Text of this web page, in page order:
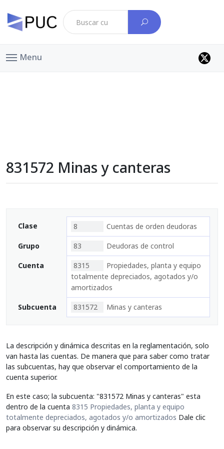
Menu
831572 Minas y canteras
Clase 8 Cuentas de orden deudoras
Grupo 83 Deudoras de control
Cuenta 8315
Propiedades, planta y equipo
totalmente depreciados, agotados y/o
amortizados
Subcuenta 831572 Minas y canteras
La descripción y dinámica descritas en la reglamentación, solo
van hasta las cuentas. De manera que para saber como tratar
las subcuentas, hay que observar el comportamiento de la
cuenta superior.
En este caso; la subcuenta: "831572 Minas y canteras" esta
dentro de la cuenta 8315 Propiedades, planta y equipo
totalmente depreciados, agotados y/o amortizados Dale clic
para observar su descripción y dinámica.